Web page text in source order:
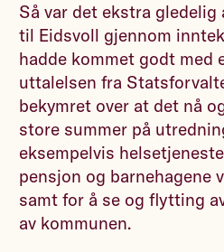
Så var det ekstra
til Eidsvoll gjennom
hadde kommet godt med
uttalelsen fra
bekymret over at det nå
store summer på
eksempelvis
pensjon og barnehagene
samt for å se og flytting
av kommunen.